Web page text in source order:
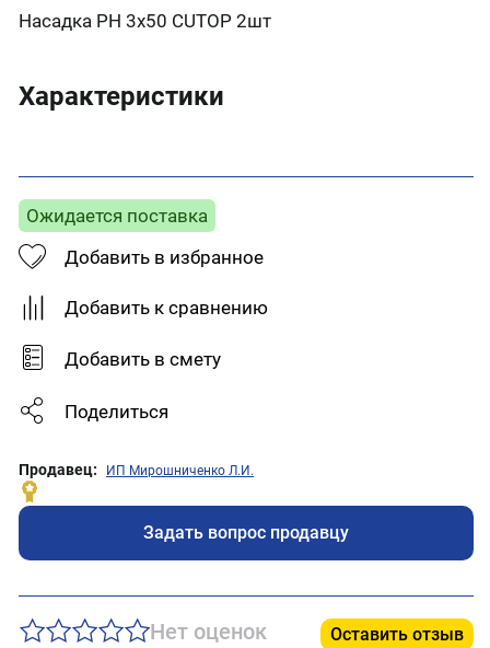
Насадка PН 3х50 CUTOP 2шт
Характеристики
Ожидается поставка
Добавить в избранное
Добавить к сравнению
Добавить в смету
Поделиться
Продавец: ИП Мирошниченко Л.И.
Задать вопрос продавцу
Нет оценок Оставить отзыв